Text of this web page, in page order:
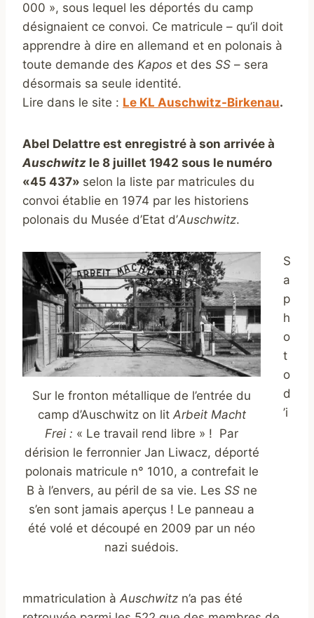
000 », sous lequel les déportés du camp
désignaient ce convoi. Ce matricule – qu’il doit
apprendre à dire en allemand et en polonais à
toute demande des Kapos et des SS – sera
désormais sa seule identité.
Lire dans le site : Le KL Auschwitz-Birkenau.
Abel Delattre est enregistré à son arrivée à
Auschwitz le 8 juillet 1942 sous le numéro
«45 437» selon la liste par matricules du
convoi établie en 1974 par les historiens
polonais du Musée d’Etat d’Auschwitz.
Sur le fronton métallique de l’entrée du
camp d’Auschwitz on lit Arbeit Macht
Frei : « Le travail rend libre » ! Par
dérision le ferronnier Jan Liwacz, déporté
polonais matricule n° 1010, a contrefait le
B à l’envers, au péril de sa vie. Les SSne
s’en sont jamais aperçus ! Le panneau a
été volé et découpé en 2009 par un néo
nazi suédois.
S
a
p
h
o
t
o
d
’i
mmatriculation à Auschwitz n’a pas été